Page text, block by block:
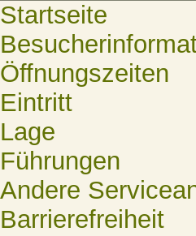
Startseite
Öffnungszeiten
Eintritt
Lage
Führungen
Andere
Barrierefreiheit